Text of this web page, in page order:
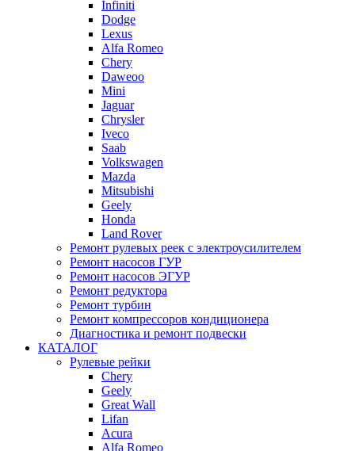
Infiniti
Dodge
Lexus
Alfa Romeo
Chery
Daweoo
Mini
Jaguar
Chrysler
Iveco
Saab
Volkswagen
Mazda
Mitsubishi
Geely
Honda
Land Rover
Ремонт рулевых реек с электроусилителем
Ремонт насосов ГУР
Ремонт насосов ЭГУР
Ремонт редуктора
Ремонт турбин
Ремонт компрессоров кондиционера
Диагностика и ремонт подвески
КАТАЛОГ
Рулевые рейки
Chery
Geely
Great Wall
Lifan
Acura
Alfa Romeo